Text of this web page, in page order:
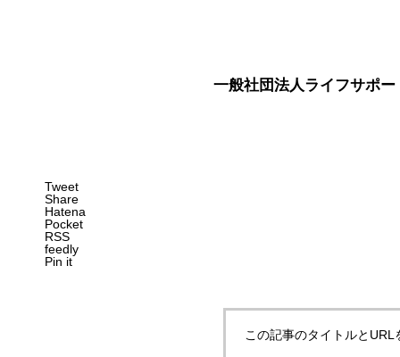
一般社団法人ライフサポ
Tweet
Share
Hatena
Pocket
RSS
feedly
Pin it
この記事のタイトルとURL